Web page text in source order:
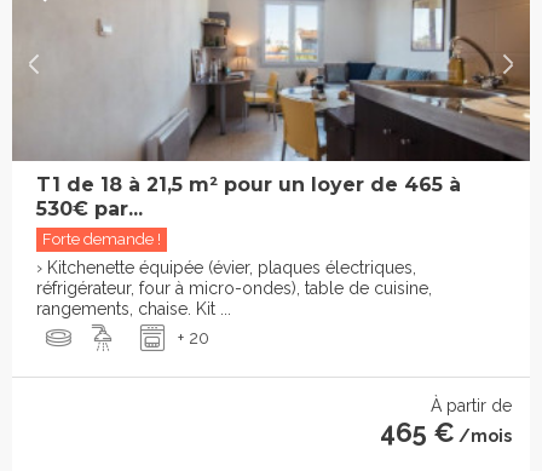
T1 de 18 à 21,5 m² pour un loyer de 465 à
530€ par...
Forte demande !
› Kitchenette équipée (évier, plaques électriques,
réfrigérateur, four à micro-ondes), table de cuisine,
rangements, chaise. Kit ...
+ 20
À partir de
465 € /mois